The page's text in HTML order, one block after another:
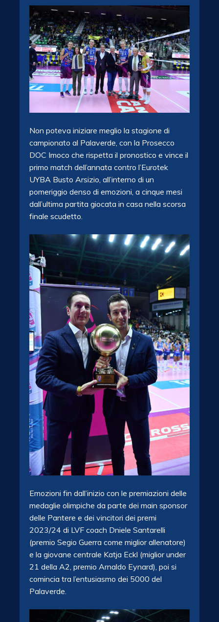
Non poteva iniziare meglio la stagione di
campionato al Palaverde, con la Prosecco
DOC Imoco che rispetta il pronostico e vince il
primo match dell’annata contro l’Eurotek
UYBA Busto Arsizio, all’interno di un
pomeriggio denso di emozioni, a cinque mesi
dall’ultima partita giocata in casa nella scorsa
finale scudetto.
Emozioni fin dall’inizio con le premiazioni delle
medaglie olimpiche da parte dei main sponsor
delle Pantere e dei vincitori dei premi
2023/24 di LVF coach Dniele Santarelli
(premio Segio Guerra come miglior allenatore)
e la giovane centrale Katja Eckl (miglior under
21 della A2, premio Arnaldo Eynard), poi si
comincia tra l’entusiasmo dei 5000 del
Palaverde.